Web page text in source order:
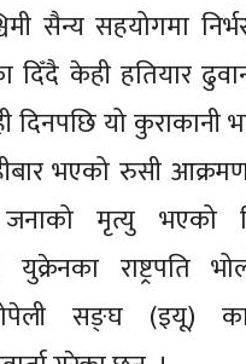
सैन्य सहयोगमा
केही हतियार
दिनपछि यो कुराकानी
भएको रुसी
मृत्यु भएको
राष्ट्रपति
सङ्घ (इयू)